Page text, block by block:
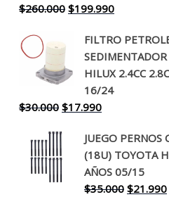
$260.000 El
original
era:
$260.000.
$199.990El
actual
es:
$199.990.
FILTRO
HILUX 2.4CC
16/24
$30.000 El
original
era:
$30.000.
$17.990El
actual
es:
$17.990.
JUEGO PERNOS
(18U) TOYOTA
AÑOS 05/15
$35.000 El
$21.990El